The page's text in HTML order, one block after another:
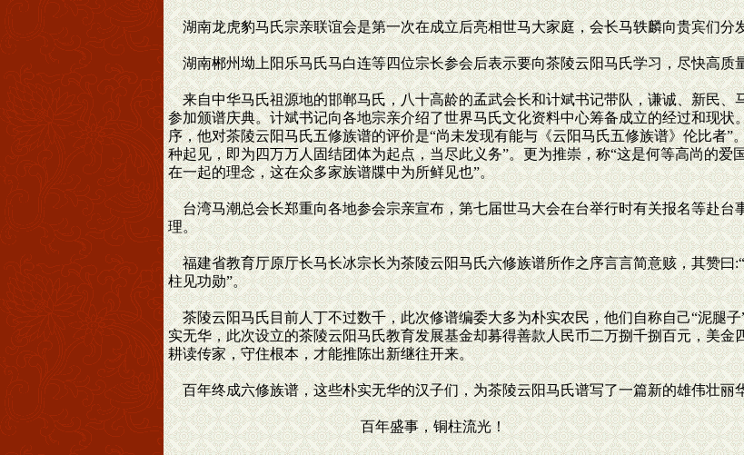
湖南龙虎豹马氏宗亲联谊会是第一次在成立后亮相世马大家庭，会长马轶麟向贵宾们分
湖南郴州坳上阳乐马氏马白连等四位宗长参会后表示要向茶陵云阳马氏学习，尽快高质
来自中华马氏祖源地的邯郸马氏，八十高龄的孟武会长和计斌书记带队，谦诚、新民、
参加颁谱庆典。计斌书记向各地宗亲介绍了世界马氏文化资料中心筹备成立的经过和现
序，他对茶陵云阳马氏五修族谱的评价是“尚未发现有能与《云阳马氏五修族谱》伦比者”
种起见，即为四万万人固结团体为起点，当尽此义务”。更为推崇，称“这是何等高尚的
在一起的理念，这在众多家族谱牒中为所鲜见也”。
台湾马潮总会长郑重向各地参会宗亲宣布，第七届世马大会在台举行时有关报名等赴台
理。
福建省教育厅原厅长马长冰宗长为茶陵云阳马氏六修族谱所作之序言言简意赅，其赞曰
柱见功勋”。
茶陵云阳马氏目前人丁不过数千，此次修谱编委大多为朴实农民，他们自称自己“泥腿
实无华，此次设立的茶陵云阳马氏教育发展基金却募得善款人民币二万捌千捌百元，美
耕读传家，守住根本，才能推陈出新继往开来。
百年终成六修族谱，这些朴实无华的汉子们，为茶陵云阳马氏谱写了一篇新的雄伟壮丽
百年盛事，铜柱流光！